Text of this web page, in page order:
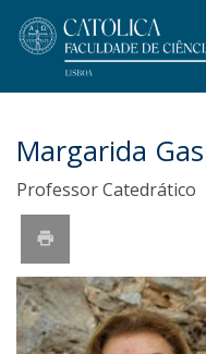
Margarida
Professor Catedrático